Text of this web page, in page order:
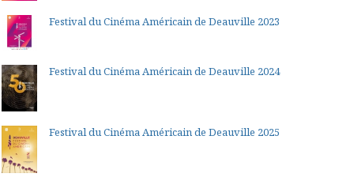
Festival du Cinéma Américain de Deauville 2023
Festival du Cinéma Américain de Deauville 2024
Festival du Cinéma Américain de Deauville 2025